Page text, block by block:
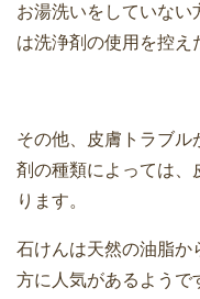
お湯洗いをしていない
は洗浄剤の使用を控え
その他、皮膚トラブル
剤の種類によっては、
ります。
石けんは天然の油脂か
方に人気があるようで